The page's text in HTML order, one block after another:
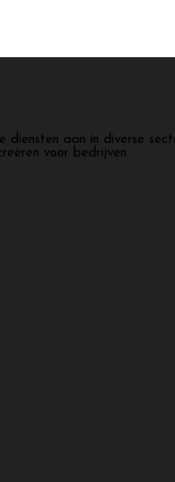
aan in diverse
voor bedrijven.